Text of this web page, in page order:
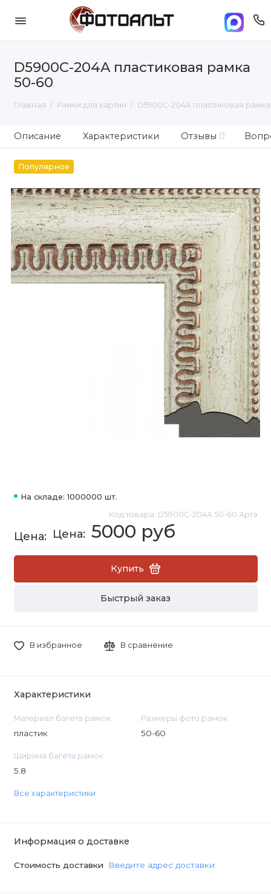
D5900C-204A пластиковая рамка
50-60
Главная Рамки для картин D5900C-204A пластиковая
Описание Характеристики Отзывы 0
Популярное
На складе: 1000000 шт.
Код товара: D5900C-204A 50-60 Артэ
5000 руб
Купить
Быстрый заказ
В избранное В сравнение
Характеристики
Материал багета рамок
пластик
Размеры фото рамок
50-60
Ширина багета рамок
5.8
Все характеристики
Информация о доставке
Стоимость доставки Введите адрес доставки